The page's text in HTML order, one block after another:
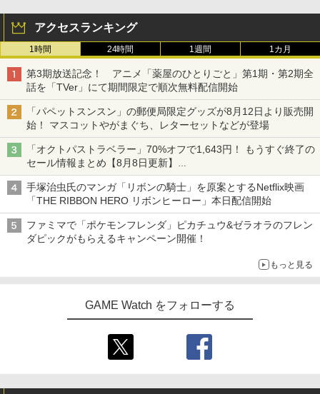
アクセスランキング
1時間 24時間 1週間 1カ月
第3期放送記念！ アニメ「薬屋のひとりごと」第1期・第2期全
話を「TVer」にて期間限定で順次無料配信開始
「パペットスンスン」の郵便局限定グッズが8月12日より販売開
始！ マスコットやがまぐち、レターセットなどが登場
「オクトパストラベラー」70%オフで1,643円！ もうすぐ終了の
セール情報まとめ【8月8日更新】
ニンテンドーeショップでは「大神 絶景版」が67%オフで990円
手塚治虫氏のマンガ「リボンの騎士」を原案とするNetflix映画
「THE RIBBON HERO リボンヒーロー」本日配信開始
ファミマで「ポケモンフレンダ」ピカチュウ&ゼラオラのフレン
ダピックがもらえるキャンペーン開催！
もっと見る
GAME Watch をフォローする